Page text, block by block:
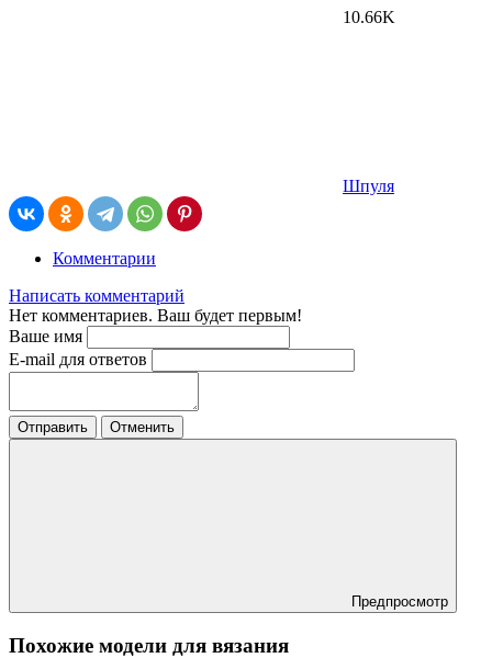
10.66K
Шпуля
Комментарии
Написать комментарий
Нет комментариев. Ваш будет первым!
Ваше имя
E-mail для ответов
Отправить Отменить
Предпросмотр
Похожие модели для вязания